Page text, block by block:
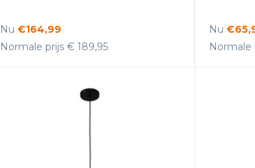
Nu €164,99
Normale prijs € 189,95
Nu
Normale